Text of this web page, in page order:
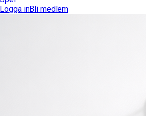
Logga inBli medlem